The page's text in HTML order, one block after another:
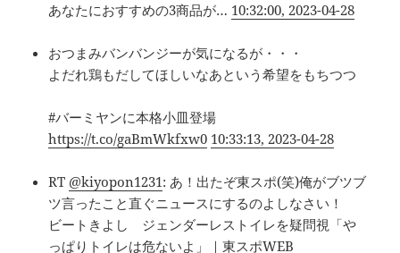
あなたにおすすめの3商品が… 10:32:00, 2023-04-28
おつまみバンバンジーが気になるが・・・
よだれ鶏もだしてほしいなあという希望をもちつつ
#バーミヤンに本格小皿登場
https://t.co/gaBmWkfxw0 10:33:13, 2023-04-28
RT @kiyopon1231: あ！出たぞ東スポ(笑)俺がブツブ
ツ言ったこと直ぐニュースにするのよしなさい！
ビートきよし ジェンダーレストイレを疑問視「や
っぱりトイレは危ないよ」｜東スポWEB